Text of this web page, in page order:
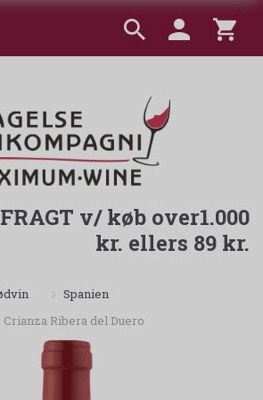
v/ køb over1.000
kr. ellers 89 kr.
Spanien
Ribera del Duero